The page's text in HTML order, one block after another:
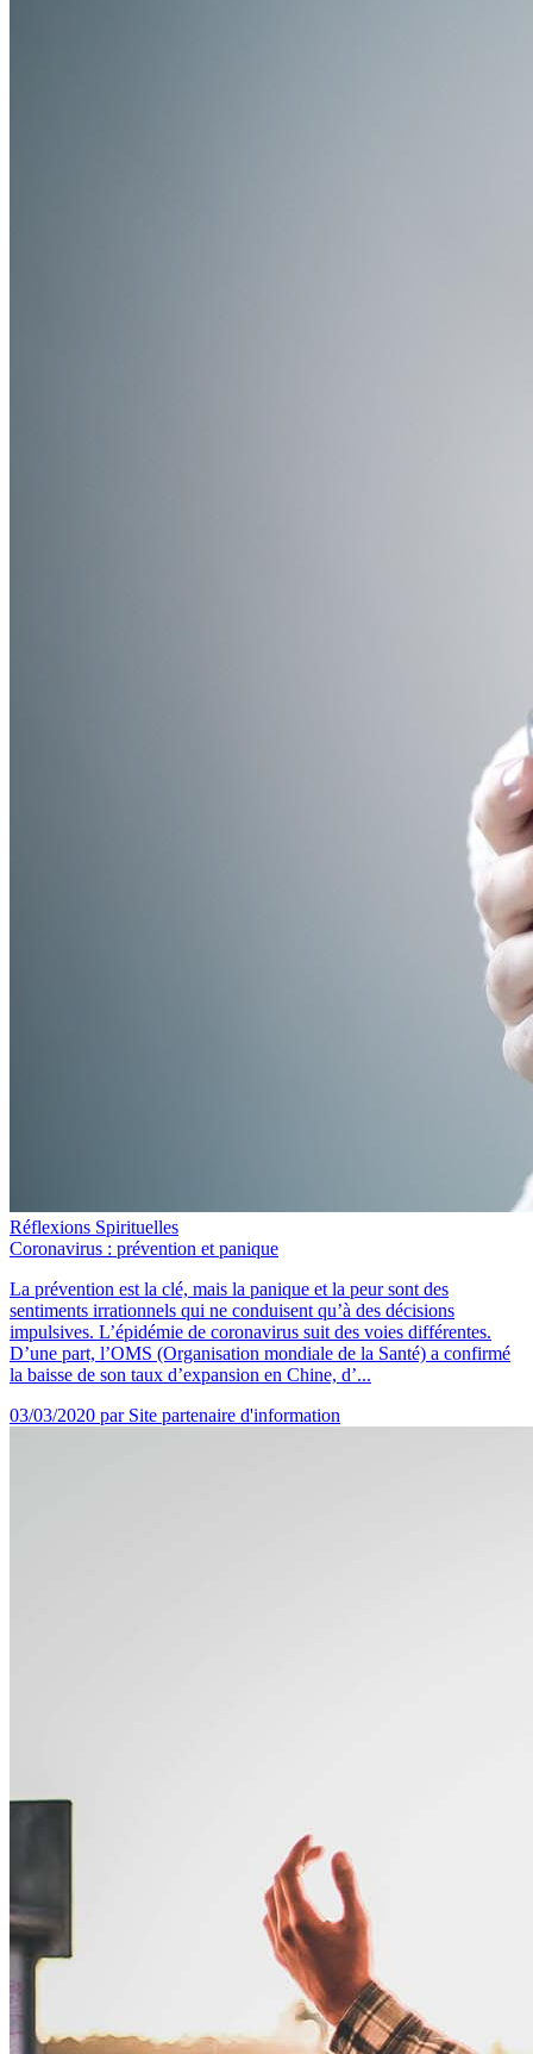
Réflexions Spirituelles
Coronavirus : prévention et panique
La prévention est la clé, mais la panique et la peur sont des
sentiments irrationnels qui ne conduisent qu’à des décisions
impulsives. L’épidémie de coronavirus suit des voies différentes.
D’une part, l’OMS (Organisation mondiale de la Santé) a confirmé
la baisse de son taux d’expansion en Chine, d’...
03/03/2020 par Site partenaire d'information